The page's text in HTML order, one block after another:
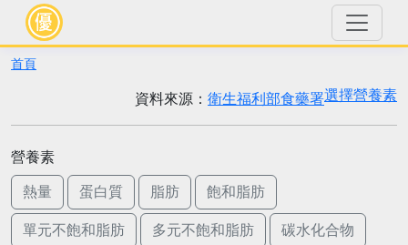
首頁
選擇營養素
資料來源： 衛生福利部食藥署
營養素
熱量 蛋白質 脂肪 飽和脂肪
單元不飽和脂肪 多元不飽和脂肪 碳水化合物